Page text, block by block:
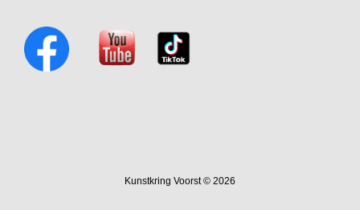
Kunstkring Voorst © 2026